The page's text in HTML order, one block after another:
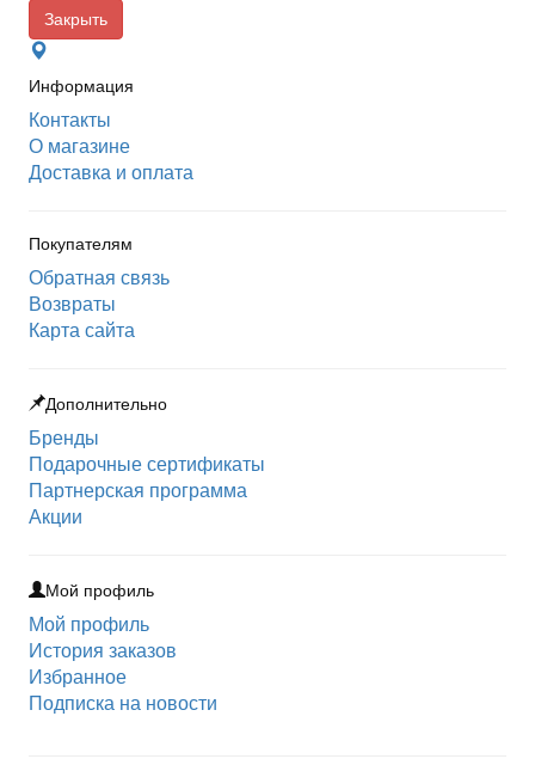
Закрыть
Информация
Контакты
О магазине
Доставка и оплата
Покупателям
Обратная связь
Возвраты
Карта сайта
Дополнительно
Бренды
Подарочные сертификаты
Партнерская программа
Акции
Мой профиль
Мой профиль
История заказов
Избранное
Подписка на новости